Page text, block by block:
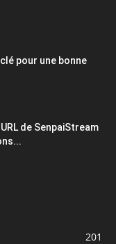
pour une bonne
de SenpaiStream
201